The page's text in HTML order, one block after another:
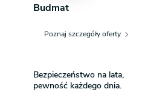
Budmat
Poznaj szczegóły oferty
Bezpieczeństwo na lata,
pewność każdego dnia.